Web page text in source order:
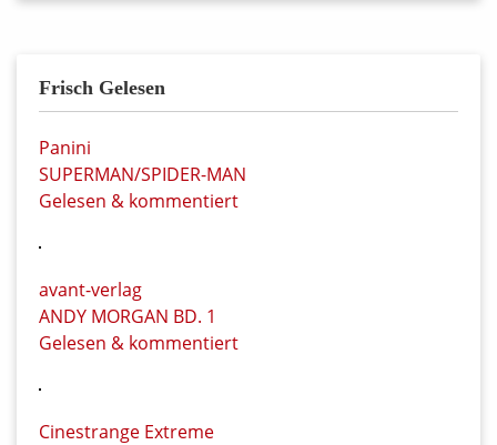
Frisch Gelesen
Panini
SUPERMAN/SPIDER-MAN
Gelesen & kommentiert
avant-verlag
ANDY MORGAN BD. 1
Gelesen & kommentiert
Cinestrange Extreme